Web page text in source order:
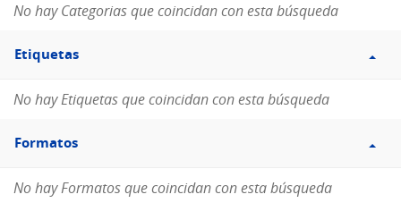
No hay Categorias que coincidan con esta búsqueda
Filtro
Etiquetas
Etiquetas
No hay Etiquetas que coincidan con esta búsqueda
Filtro
Formatos
Formatos
No hay Formatos que coincidan con esta búsqueda